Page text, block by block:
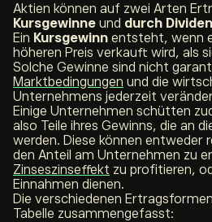
Aktien können auf zwei Arten
Kursgewinne und durch
Ein Kursgewinn entsteht, wenn
höheren Preis verkauft wird, als
Solche Gewinne sind nicht
Marktbedingungen und die
Unternehmens jederzeit
Einige Unternehmen schütten
also Teile ihres Gewinns, die an
werden. Diese können entweder
den Anteil am Unternehmen zu
Zinseszinseffekt zu profitieren,
Einnahmen dienen.
Die verschiedenen
Tabelle zusammengefasst: